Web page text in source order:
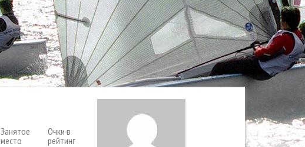
Занятое
место
Очки в
рейтинг